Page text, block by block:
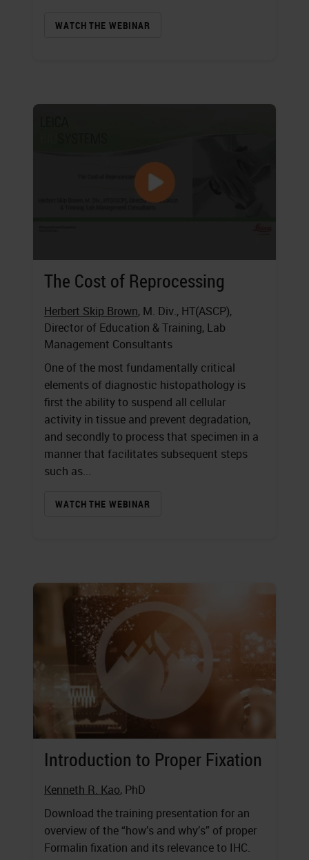
WATCH THE WEBINAR
The Cost of Reprocessing
Herbert Skip Brown, M. Div., HT(ASCP),
Director of Education & Training, Lab
Management Consultants
One of the most fundamentally critical
elements of diagnostic histopathology is
first the ability to suspend all cellular
activity in tissue and prevent degradation,
and secondly to process that specimen in a
manner that facilitates subsequent steps
such as...
WATCH THE WEBINAR
Introduction to Proper Fixation
Kenneth R. Kao, PhD
Download the training presentation for an
overview of the “how’s and why’s” of proper
Formalin fixation and its relevance to IHC.